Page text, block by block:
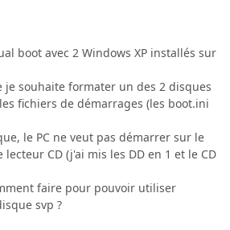
boot avec 2 Windows XP installés sur
je souhaite formater un des 2 disques
fichiers de démarrages (les boot.ini
le PC ne veut pas démarrer sur le
CD (j'ai mis les DD en 1 et le CD
faire pour pouvoir utiliser
svp ?